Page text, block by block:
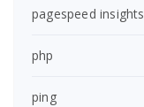
pagespeed insights
php
ping